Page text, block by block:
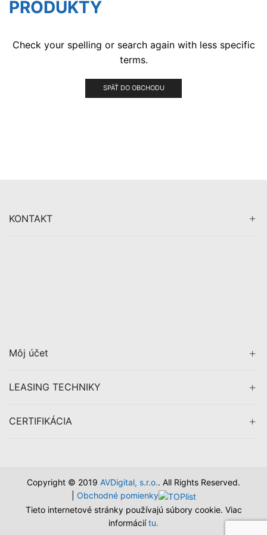
PRODUKTY
Check your spelling or search again with less specific
terms.
SPÄŤ DO OBCHODU
KONTAKT
Môj účet
LEASING TECHNIKY
CERTIFIKÁCIA
Copyright © 2019 AVDigital, s.r.o.. All Rights Reserved.
Obchodné pomienky
Tieto internetové stránky používajú súbory cookie. Viac
informáciítu.